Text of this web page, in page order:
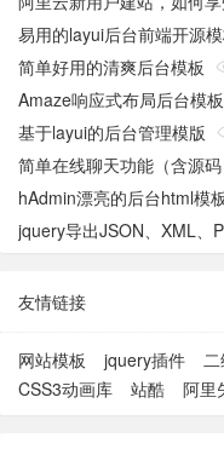
易用的layui后台前端开源
简单好用的清爽后台模板
Amaze响应式布局后台模板
基于layui的后台管理模版
简单在线聊天功能（含源码
hAdmin漂亮的后台html模
友情链接
网站模板 jquery插件
CSS3动画库
站酷 阿里